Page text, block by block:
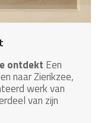
ontdekt Een
naar Zierikzee,
werk van
van zijn